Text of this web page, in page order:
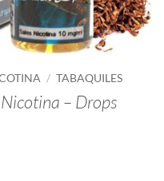
/ TABAQUILES
– Drops